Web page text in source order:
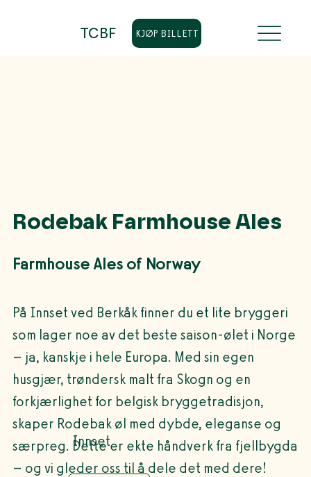
TCBF KJØP BILLETT
Rodebak Farmhouse Ales
Farmhouse Ales of Norway
På Innset ved Berkåk finner du et lite bryggeri
som lager noe av det beste saison-ølet i Norge
– ja, kanskje i hele Europa. Med sin egen
husgjær, trøndersk malt fra Skogn og en
forkjærlighet for belgisk bryggetradisjon,
skaper Rodebak øl med dybde, eleganse og
særpreg. Dette er ekte håndverk fra fjellbygda
– og vi gleder oss til å dele det med dere!
Innset